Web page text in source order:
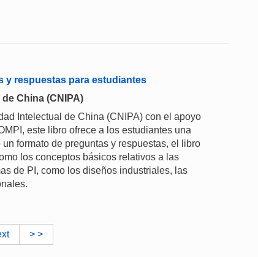
y respuestas para estudiantes
China (CNIPA)
Intelectual de China (CNIPA) con el apoyo
este libro ofrece a los estudiantes una
formato de preguntas y respuestas, el libro
los conceptos básicos relativos a las
de PI, como los diseños industriales, las
> >